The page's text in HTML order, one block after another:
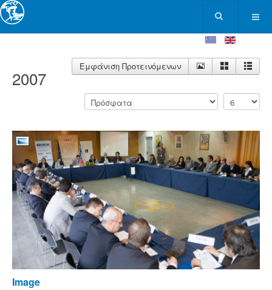
2007
Εμφάνιση Προτεινόμενων
Image